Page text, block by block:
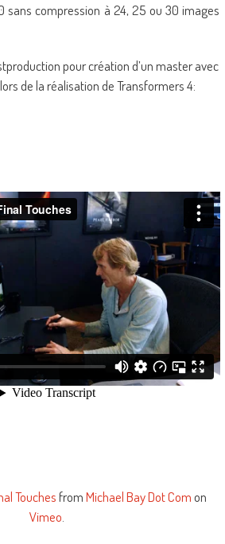
sans compression à 24, 25 ou 30 images
pour création d’un master avec
de la réalisation de Transformers 4:
TouchesfromMichael Bay Dot Comon
Vimeo.